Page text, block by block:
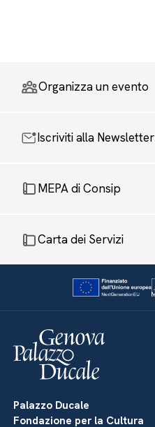
Organizza un evento
Iscriviti alla Newsletter
MEPA di Consip
Carta dei Servizi
Palazzo Ducale
Fondazione per la Cultura